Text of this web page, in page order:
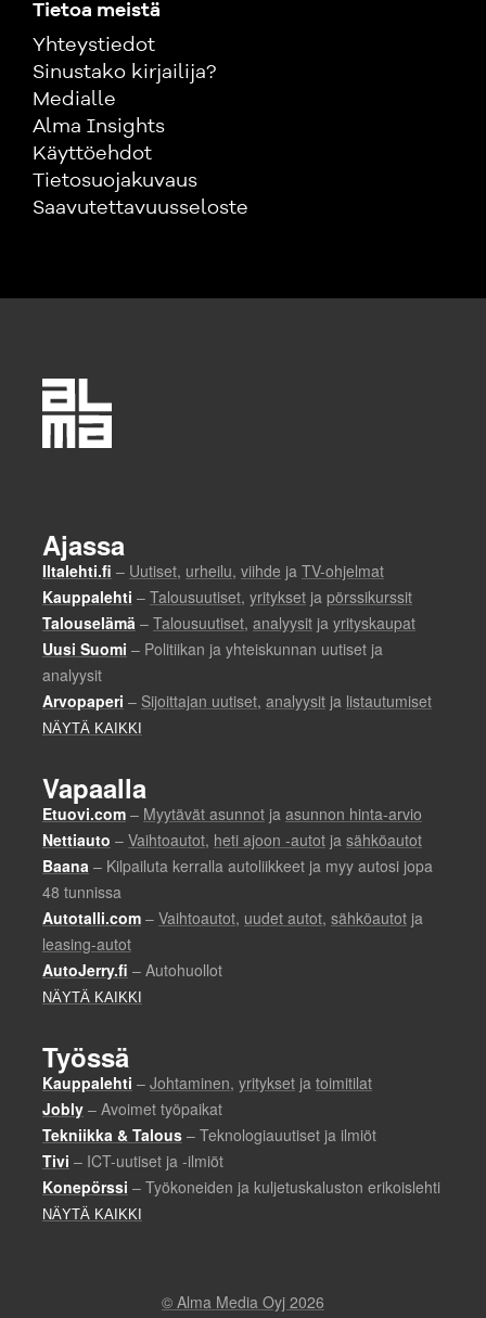
Tietoa meistä
Yhteystiedot
Sinustako kirjailija?
Medialle
Alma Insights
Käyttöehdot
Tietosuojakuvaus
Saavutettavuusseloste